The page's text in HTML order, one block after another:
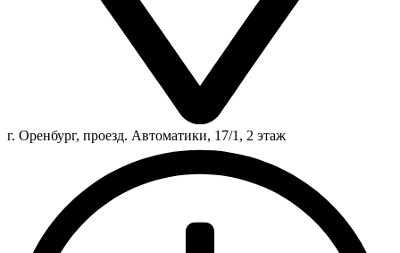
г. Оренбург, проезд. Автоматики, 17/1, 2 этаж